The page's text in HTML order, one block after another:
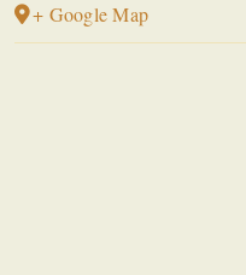
+ Google Map